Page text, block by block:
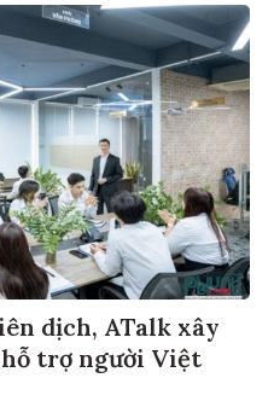
dịch, ATalk xây
trợ người Việt